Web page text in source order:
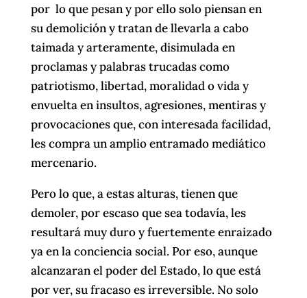
por lo que pesan y por ello solo piensan en
su demolición y tratan de llevarla a cabo
taimada y arteramente, disimulada en
proclamas y palabras trucadas como
patriotismo, libertad, moralidad o vida y
envuelta en insultos, agresiones, mentiras y
provocaciones que, con interesada facilidad,
les compra un amplio entramado mediático
mercenario.
Pero lo que, a estas alturas, tienen que
demoler, por escaso que sea todavía, les
resultará muy duro y fuertemente enraizado
ya en la conciencia social. Por eso, aunque
alcanzaran el poder del Estado, lo que está
por ver, su fracaso es irreversible. No solo